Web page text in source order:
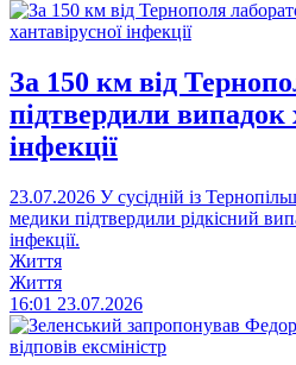
За 150 км від
підтвердили випадок
інфекції
23.07.2026 У сусідній із
медики підтвердили рідкісний
інфекції.
Життя
Життя
16:01 23.07.2026